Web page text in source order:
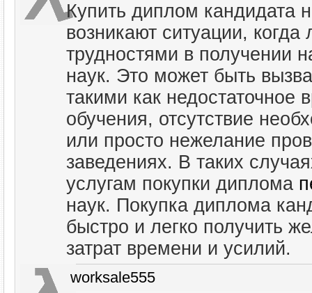
Купить диплом кандидата
возникают ситуации,
трудностями в получении
наук. Это может быть
такими как
обучения, отсутствие
или просто нежелание
заведениях. В таких
услугам покупки диплома
наук. Покупка диплома
быстро и легко получить
затрат времени и усилий.
worksale555